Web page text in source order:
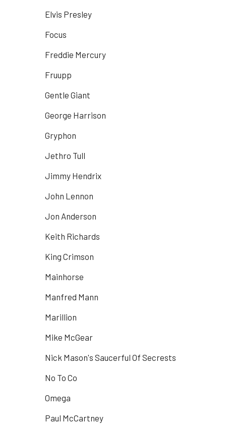
Elvis Presley
Focus
Freddie Mercury
Fruupp
Gentle Giant
George Harrison
Gryphon
Jethro Tull
Jimmy Hendrix
John Lennon
Jon Anderson
Keith Richards
King Crimson
Mainhorse
Manfred Mann
Marillion
Mike McGear
Nick Mason's Saucerful Of Secrests
No To Co
Omega
Paul McCartney